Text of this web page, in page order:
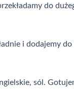
do
i dodajemy do
sól.